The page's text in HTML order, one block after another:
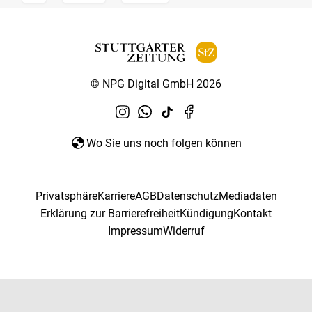
© NPG Digital GmbH 2026
Wo Sie uns noch folgen können
PrivatsphäreKarriereAGBDatenschutzMediadaten
Erklärung zur BarrierefreiheitKündigungKontakt
ImpressumWiderruf